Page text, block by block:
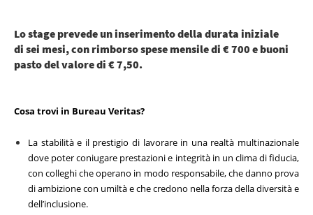
Lo stage prevede un inserimento della durata iniziale
di sei mesi, con rimborso spese mensile di € 700 e buoni
pasto del valore di € 7,50.
Cosa trovi in Bureau Veritas?
La stabilità e il prestigio di lavorare in una realtà multinazionale
dove poter coniugare prestazioni e integrità in un clima di fiducia,
con colleghi che operano in modo responsabile, che danno prova
di ambizione con umiltà e che credono nella forza della diversità e
dell’inclusione.